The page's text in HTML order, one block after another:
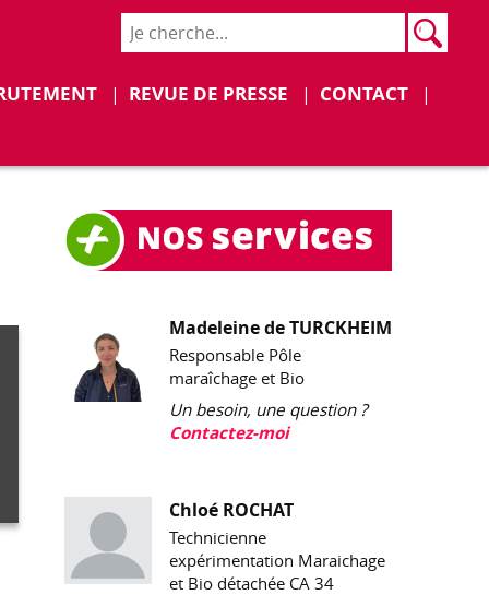
Déplier
REVUE DE PRESSE Déplier
CONTACT
Madeleine de TURCKHEIM
Responsable Pôle
maraîchage et Bio
Un besoin, une question ?
Contactez-moi
Chloé ROCHAT
Technicienne
expérimentation Maraichage
et Bio détachée CA 34